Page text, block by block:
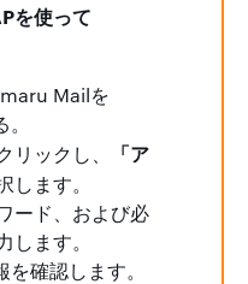
を使って
Mailを
ックし、
「ア
します。
ード、および必
ます。
確認します。